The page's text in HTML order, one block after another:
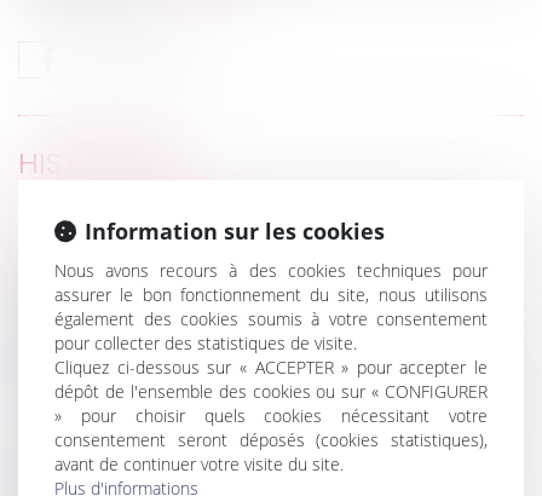
HISTORIQUE
Dépôt d'une proposition de loi pour la suppression
de la fiscalité de la succession et de la donation
Refus du paiement en espèces en raison du
Covid19 : rappel des règles
Bail d’habitation et prorogation de la trêve
hivernale
Loi applicable à la filiation : admission du renvoi
Coronavirus : Amazon devant le tribunal, la
fermeture des entrepôts en jeu
Coronavirus : le dispositif de « prime Macron » est
Information sur les cookies
Nous avons recours à des cookies techniques pour
assurer le bon fonctionnement du site, nous utilisons
également des cookies soumis à votre consentement
pour collecter des statistiques de visite.
Cliquez ci-dessous sur « ACCEPTER » pour accepter le
dépôt de l'ensemble des cookies ou sur « CONFIGURER
» pour choisir quels cookies nécessitant votre
consentement seront déposés (cookies statistiques),
avant de continuer votre visite du site.
Plus d'informations